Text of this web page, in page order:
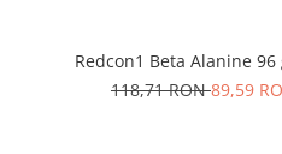
Redcon1 Beta Alanine 96
118,71 RON89,59